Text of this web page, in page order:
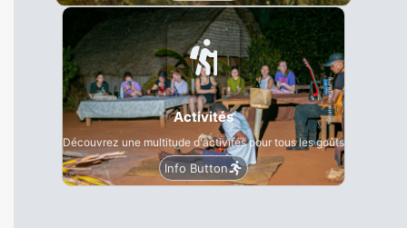
Activités
Découvrez une multitude d'activités pour tous les goûts
Info Button